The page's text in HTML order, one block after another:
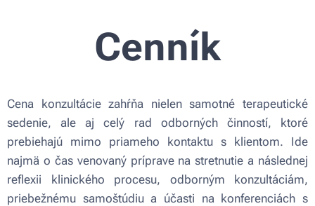
Cenník
Cena konzultácie zahŕňa nielen samotné terapeutické
sedenie, ale aj celý rad odborných činností, ktoré
prebiehajú mimo priameho kontaktu s klientom. Ide
najmä o čas venovaný príprave na stretnutie a následnej
reflexii klinického procesu, odborným konzultáciám,
priebežnému samoštúdiu a účasti na konferenciách s